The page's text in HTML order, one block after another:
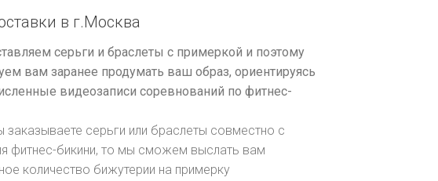
в г.Москва
серьги и браслеты с примеркой и поэтому
вам заранее продумать ваш образ, ориентируясь
видеозаписи соревнований по фитнес-
заказываете серьги или браслеты совместно с
фитнес-бикини, то мы сможем выслать вам
количество бижутерии на примерку